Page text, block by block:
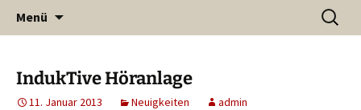
Menü
Suchen
nach:
IndukTive Höranlage
11. Januar 2013 Neuigkeiten admin